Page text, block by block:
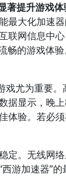
提升游戏体
最大化加速
联网信息中
的游戏体
尤为重要
据显示，晚
体验。若必
定。无线网
游加速器”